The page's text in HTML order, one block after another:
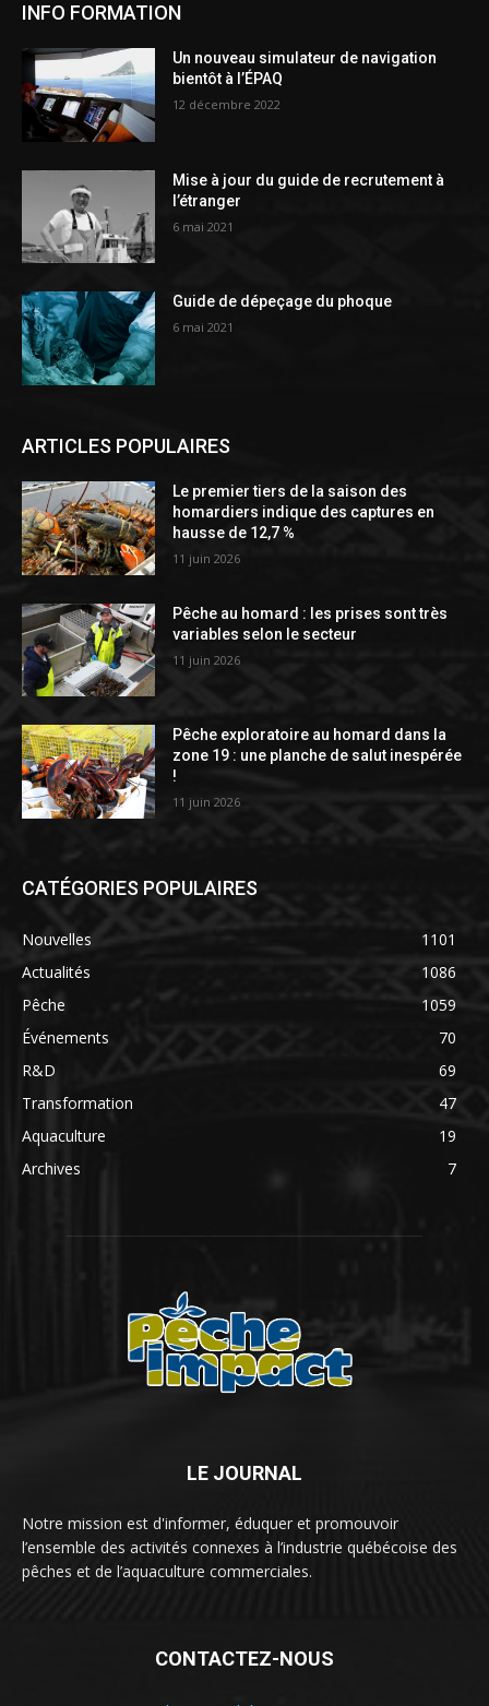
INFO FORMATION
Un nouveau simulateur de navigation
bientôt à l’ÉPAQ
12 décembre 2022
Mise à jour du guide de recrutement à
l’étranger
6 mai 2021
Guide de dépeçage du phoque
6 mai 2021
ARTICLES POPULAIRES
Le premier tiers de la saison des
homardiers indique des captures en
hausse de 12,7 %
11 juin 2026
Pêche au homard : les prises sont très
variables selon le secteur
11 juin 2026
Pêche exploratoire au homard dans la
zone 19 : une planche de salut inespérée
!
11 juin 2026
CATÉGORIES POPULAIRES
Nouvelles
1101
Actualités
1086
Pêche
1059
Événements
70
R&D
69
Transformation
47
Aquaculture
19
Archives
7
LE JOURNAL
Notre mission est d'informer, éduquer et promouvoir
l’ensemble des activités connexes à l’industrie québécoise des
pêches et de l’aquaculture commerciales.
CONTACTEZ-NOUS